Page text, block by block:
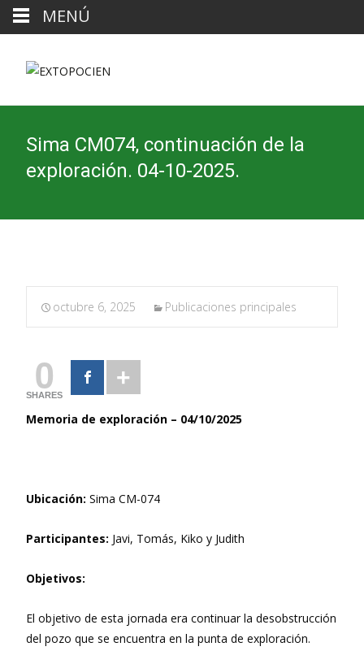
Sima CM074, continuación de la
exploración. 04-10-2025.
octubre 6, 2025 Publicaciones principales
0
SHARES
Memoria de exploración – 04/10/2025
Ubicación: Sima CM-074
Participantes: Javi, Tomás, Kiko y Judith
Objetivos:
El objetivo de esta jornada era continuar la desobstrucción
del pozo que se encuentra en la punta de exploración.
MENÚ